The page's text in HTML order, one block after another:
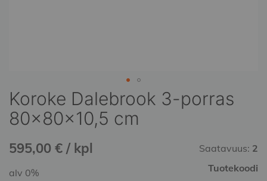
Koroke Dalebrook 3-porras
80x80x10,5 cm
595,00 € / kpl Saatavuus: 2
Tuotekoodi
alv 0%
Skip
to
the
of
images